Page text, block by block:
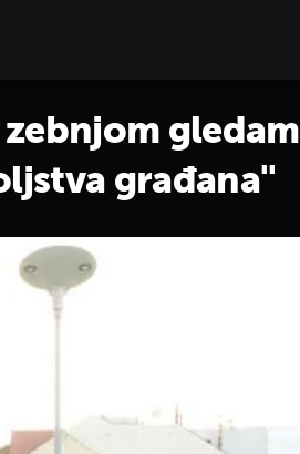
zebnjom gledam
građana''